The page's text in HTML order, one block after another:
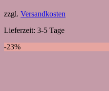
zzgl. Versandkosten
Lieferzeit: 3-5 Tage
-23%